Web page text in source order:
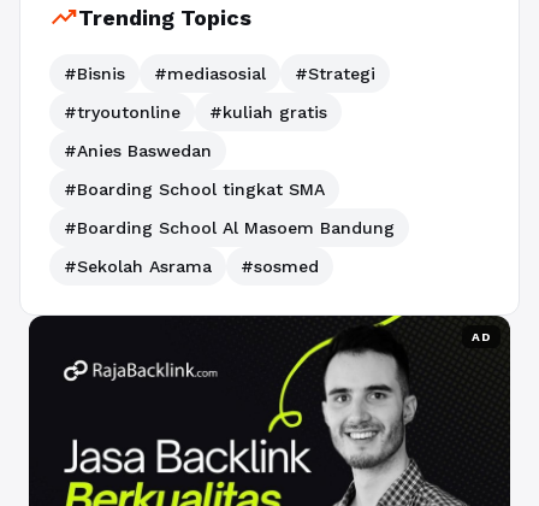
trending_upTrending Topics
#Bisnis #mediasosial
#Strategi
#tryoutonline
#kuliah gratis
#Anies Baswedan
#Boarding School tingkat SMA
#Boarding School Al Masoem Bandung
#Sekolah Asrama
#sosmed
AD